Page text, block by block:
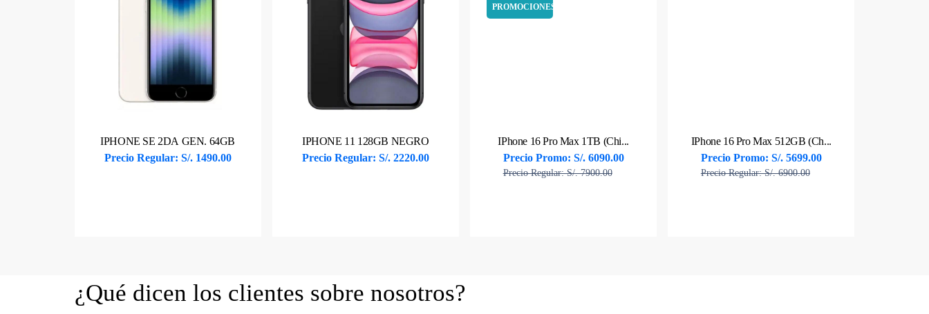
IPHONE SE 2DA GEN. 64GB
Precio Regular: S/. 1490.00
IPHONE 11 128GB NEGRO
Precio Regular: S/. 2220.00
PROMOCIONES
IPhone 16 Pro Max 1TB (Chi...
Precio Promo: S/. 6090.00
Precio Regular: S/. 7900.00
IPhone 16 Pro Max 512GB (Ch...
Precio Promo: S/. 5699.00
Precio Regular: S/. 6900.00
¿Qué dicen los clientes sobre nosotros?